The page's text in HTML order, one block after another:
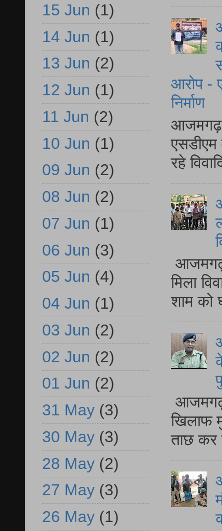
आरोप -
निर्माण
आजमगढ़
एसडीएम
रहे
आजमगढ़
मिला
शाम को
आजमगढ़
खिलाफ
ताछ कर
15 Jun (1)
14 Jun (1)
13 Jun (2)
12 Jun (1)
11 Jun (2)
10 Jun (1)
09 Jun (2)
08 Jun (2)
07 Jun (1)
06 Jun (3)
05 Jun (4)
04 Jun (1)
03 Jun (2)
02 Jun (2)
01 Jun (2)
31 May (3)
30 May (3)
28 May (2)
27 May (3)
26 May (1)